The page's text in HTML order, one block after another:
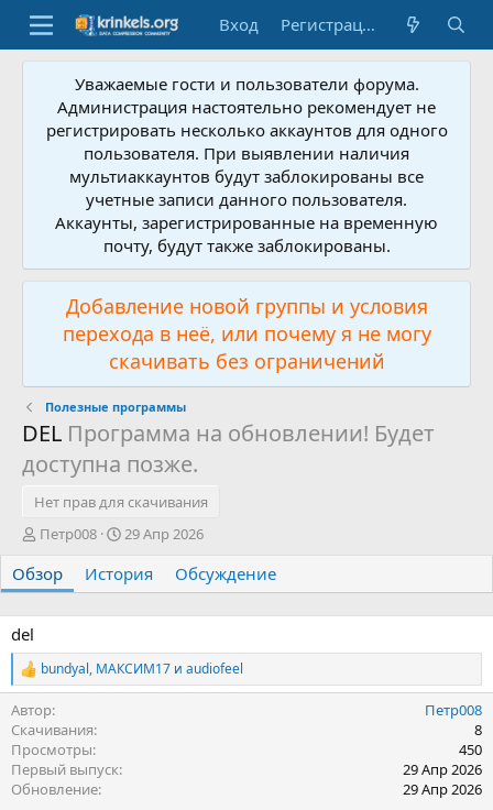
Вход Регистрация
Уважаемые гости и пользователи форума.
Администрация настоятельно рекомендует не
регистрировать несколько аккаунтов для одного
пользователя. При выявлении наличия
мультиаккаунтов будут заблокированы все
учетные записи данного пользователя.
Аккаунты, зарегистрированные на временную
почту, будут также заблокированы.
Добавление новой группы и условия
перехода в неё, или почему я не могу
скачивать без ограничений
Полезные программы
DEL Программа на обновлении! Будет
доступна позже.
Нет прав для скачивания
А
т
о
р
Петр008
Д
т
а
с
з
д
а
29 Апр 2026
Обзор История Обсуждение
del
Р
е
а
к
ц
и
и
:
bundyal, МАКСИМ17 и audiofeel
Автор
Петр008
Скачивания
8
Просмотры
450
Первый выпуск
29 Апр 2026
Обновление
29 Апр 2026